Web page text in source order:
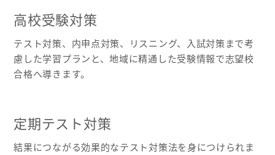
高校受験対策
テスト対策、内申点対策、リスニング、入試対策まで考
慮した学習プランと、地域に精通した受験情報で志望校
合格へ導きます。
定期テスト対策
結果につながる効果的なテスト対策法を身につけられま